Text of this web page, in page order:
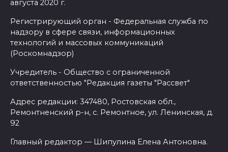
августа 2020 г.
Регистрирующий орган - Федеральная служба по
надзору в сфере связи, информационных
технологий и массовых коммуникаций
(Роскомнадзор)
Учредитель - Общество с ограниченной
ответственностью "Редакция газеты "Рассвет"
Адрес редакции: 347480, Ростовская обл.,
Ремонтненский р-н, с. Ремонтное, ул. Ленинская, д.
92
Главный редактор — Шипулина Елена Антоновна.